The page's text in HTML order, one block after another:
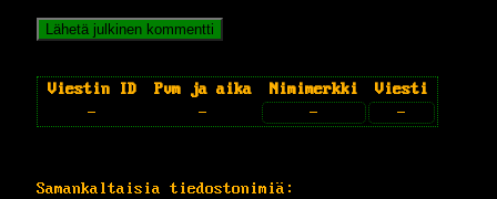
Viestin ID Pvm ja aika Nimimerkki
Viesti
-
- - -
Samankaltaisia tiedostonimiä: